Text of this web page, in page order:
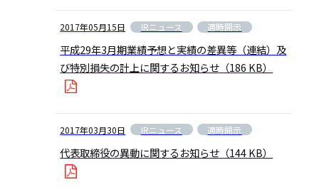
2017年05月15日 IRニュース 適時開示
平成29年3月期業績予想と実績の差異等（連結）及
び特別損失の計上に関するお知らせ （186 KB）
2017年03月30日 IRニュース 適時開示
代表取締役の異動に関するお知らせ （144 KB）